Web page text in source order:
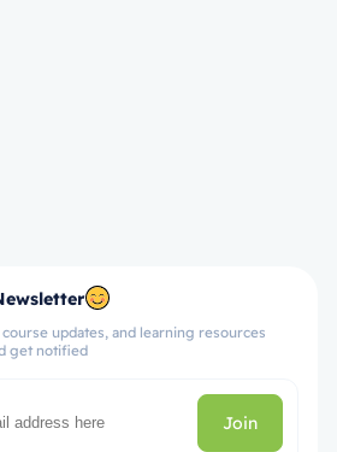
updates, and learning resources
get notified
Join